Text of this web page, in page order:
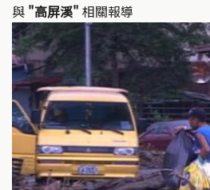
與 "高屏溪" 相關報導